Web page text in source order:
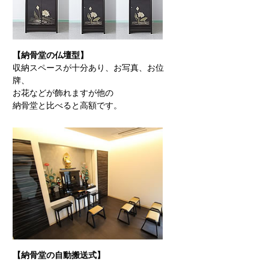
【納骨堂の仏壇型】
収納スペースが十分あり、お写真、お位
牌、
お花などが飾れますが他の
納骨堂と比べると高額です。
【納骨堂の自動搬送式】